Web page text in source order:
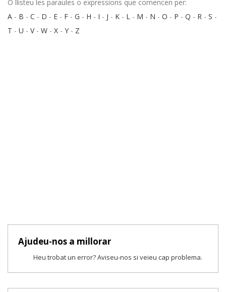
O llisteu les paraules o expressions que comencen per:
A - B - C - D - E - F - G - H - I - J - K - L - M - N - O - P - Q - R - S -
T - U - V- W - X - Y - Z
Ajudeu-nos a millorar
Heu trobat un error? Aviseu-nos si veieu cap problema.